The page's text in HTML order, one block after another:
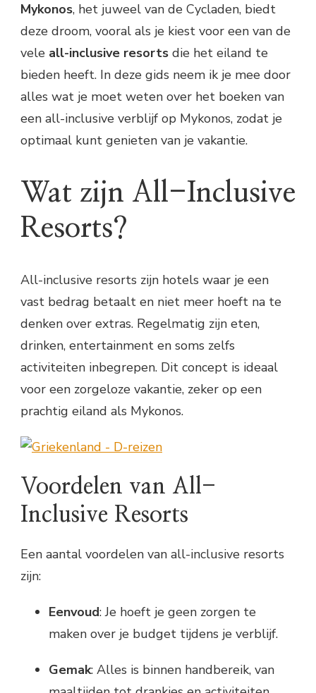
Mykonos, het juweel van de Cycladen, biedt
deze droom, vooral als je kiest voor een van de
vele all-inclusive resorts die het eiland te
bieden heeft. In deze gids neem ik je mee door
alles wat je moet weten over het boeken van
een all-inclusive verblijf op Mykonos, zodat je
optimaal kunt genieten van je vakantie.
Wat zijn All-Inclusive
Resorts?
All-inclusive resorts zijn hotels waar je een
vast bedrag betaalt en niet meer hoeft na te
denken over extras. Regelmatig zijn eten,
drinken, entertainment en soms zelfs
activiteiten inbegrepen. Dit concept is ideaal
voor een zorgeloze vakantie, zeker op een
prachtig eiland als Mykonos.
Voordelen van All-
Inclusive Resorts
Een aantal voordelen van all-inclusive resorts
zijn:
Eenvoud: Je hoeft je geen zorgen te
maken over je budget tijdens je verblijf.
Gemak: Alles is binnen handbereik, van